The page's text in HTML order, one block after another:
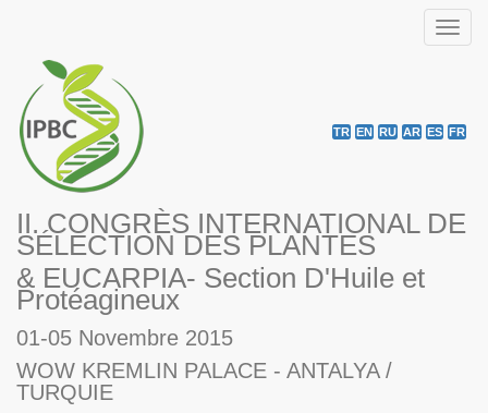
II. CONGRÈS INTERNATIONAL DE
SÉLECTION DES PLANTES
& EUCARPIA- Section D'Huile et
Protéagineux
01-05 Novembre 2015
WOW KREMLIN PALACE - ANTALYA /
TURQUIE
TR EN RU AR ES FR